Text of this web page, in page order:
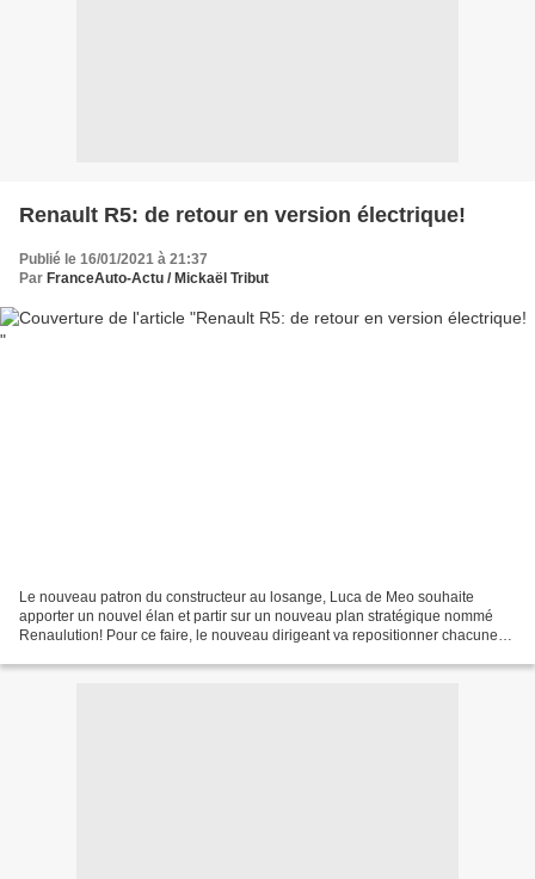
Renault R5: de retour en version électrique!
Publié le 16/01/2021 à 21:37
Par FranceAuto-Actu / Mickaël Tribut
Le nouveau patron du constructeur au losange, Luca de Meo souhaite
apporter un nouvel élan et partir sur un nouveau plan stratégique nommé
Renaulution! Pour ce faire, le nouveau dirigeant va repositionner chacune